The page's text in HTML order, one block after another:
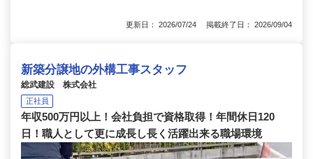
更新日： 2026/07/24 掲載終了日： 2026/09/04
新築分譲地の外構工事スタッフ
総武建設 株式会社
正社員
年収500万円以上！会社負担で資格取得！年間休日120
日！職人として更に成長し長く活躍出来る職場環境